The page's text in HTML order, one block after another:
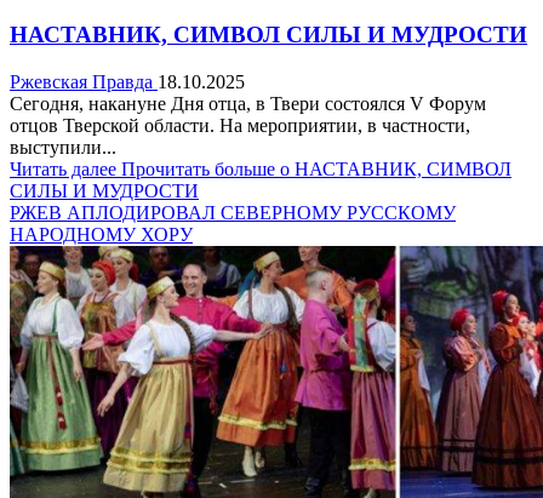
НАСТАВНИК, СИМВОЛ СИЛЫ И МУДРОСТИ
Ржевская Правда 18.10.2025
Сегодня, накануне Дня отца, в Твери состоялся V Форум
отцов Тверской области. На мероприятии, в частности,
выступили...
Читать далее Прочитать больше о НАСТАВНИК, СИМВОЛ
СИЛЫ И МУДРОСТИ
РЖЕВ АПЛОДИРОВАЛ СЕВЕРНОМУ РУССКОМУ
НАРОДНОМУ ХОРУ